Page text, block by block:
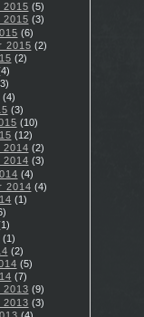
2015 (5)
2015 (3)
(6)
2015 (2)
(2)
(4)
(3)
(10)
(12)
2014 (2)
2014 (3)
(4)
2014 (4)
(1)
(1)
(2)
(5)
(7)
2013 (9)
2013 (3)